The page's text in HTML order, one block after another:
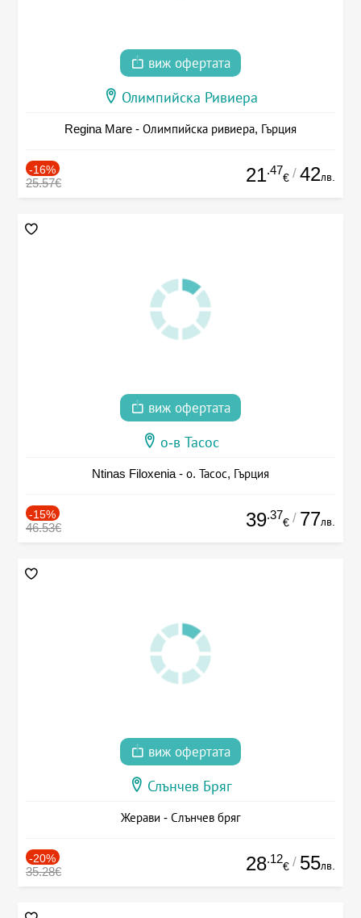
виж офертата
Олимпийска Ривиера
Regina Mare - Олимпийска ривиера, Гърция
-16%
25.57€ 21.47
€ / 42лв.
виж офертата
о-в Тасос
Ntinas Filoxenia - о. Тасос, Гърция
-15%
46.53€ 39.37
€ / 77лв.
виж офертата
Слънчев Бряг
Жерави - Слънчев бряг
-20%
35.28€ 28.12
€ / 55лв.